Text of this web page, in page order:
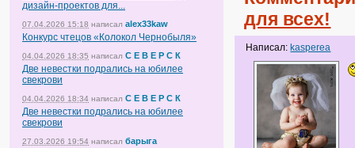
дизайн-проектов для...
07.04.2026 15:18 написал alex33kaw
Конкурс чтецов «Колокол Чернобыля»
04.04.2026 18:35 написал С Е В Е Р С К
Две невестки подрались на юбилее
свекрови
04.04.2026 18:34 написал С Е В Е Р С К
Две невестки подрались на юбилее
свекрови
27.03.2026 19:54 написал барыга
для всех!
Написал: kasperea